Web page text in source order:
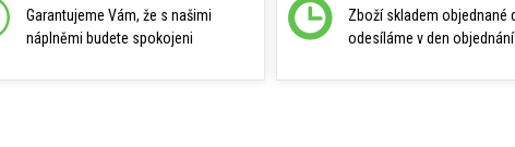
Garantujeme Vám, že s našimi
náplněmi budete spokojeni
Zboží skladem objednané
odesíláme v den objednání.